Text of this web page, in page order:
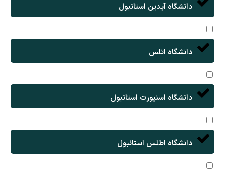
دانشگاه آیدین استانبول
دانشگاه اتلس
دانشگاه اسنیورت استانبول
دانشگاه اطلس استانبول